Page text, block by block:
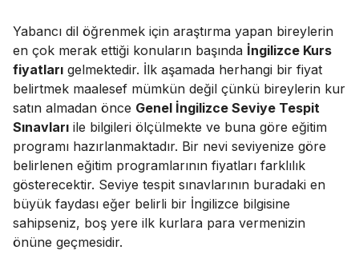
Yabancı dil öğrenmek için araştırma yapan bireylerin
en çok merak ettiği konuların başında İngilizce Kurs
fiyatları gelmektedir. İlk aşamada herhangi bir fiyat
belirtmek maalesef mümkün değil çünkü bireylerin kur
satın almadan önce Genel İngilizce Seviye Tespit
Sınavları ile bilgileri ölçülmekte ve buna göre eğitim
programı hazırlanmaktadır. Bir nevi seviyenize göre
belirlenen eğitim programlarının fiyatları farklılık
gösterecektir. Seviye tespit sınavlarının buradaki en
büyük faydası eğer belirli bir İngilizce bilgisine
sahipseniz, boş yere ilk kurlara para vermenizin
önüne geçmesidir.